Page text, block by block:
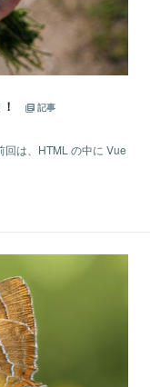
記事
は、HTML の中に Vue